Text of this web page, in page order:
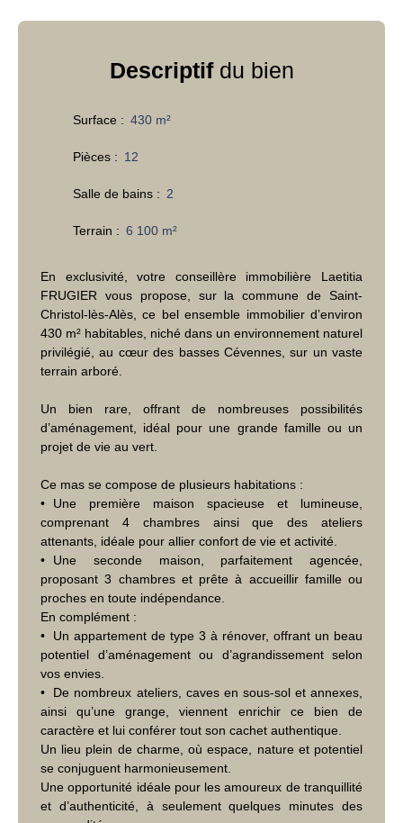
Descriptifdu bien
Surface : 430 m²
Pièces : 12
Salle de bains : 2
Terrain : 6 100 m²
En exclusivité, votre conseillère immobilière Laetitia
FRUGIER vous propose, sur la commune de Saint-
Christol-lès-Alès, ce bel ensemble immobilier d’environ
430 m² habitables, niché dans un environnement naturel
privilégié, au cœur des basses Cévennes, sur un vaste
terrain arboré.
Un bien rare, offrant de nombreuses possibilités
d’aménagement, idéal pour une grande famille ou un
projet de vie au vert.
Ce mas se compose de plusieurs habitations :
Une première maison spacieuse et lumineuse,
comprenant 4 chambres ainsi que des ateliers
attenants, idéale pour allier confort de vie et activité.
Une seconde maison, parfaitement agencée,
proposant 3 chambres et prête à accueillir famille ou
proches en toute indépendance.
En complément :
Un appartement de type 3 à rénover, offrant un beau
potentiel d’aménagement ou d’agrandissement selon
vos envies.
De nombreux ateliers, caves en sous-sol et annexes,
ainsi qu’une grange, viennent enrichir ce bien de
caractère et lui conférer tout son cachet authentique.
Un lieu plein de charme, où espace, nature et potentiel
se conjuguent harmonieusement.
Une opportunité idéale pour les amoureux de tranquillité
et d’authenticité, à seulement quelques minutes des